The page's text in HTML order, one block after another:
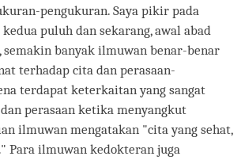
pengukuran. Saya pikir pada
puluh dan sekarang, awal abad
semakin banyak ilmuwan benar-benar
terhadap cita dan perasaan-
terdapat keterkaitan yang sangat
perasaan ketika menyangkut
ilmuwan mengatakan "cita yang sehat,
Para ilmuwan kedokteran juga